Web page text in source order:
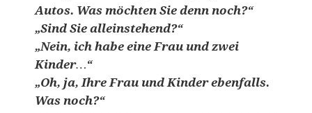
Autos. Was möchten Sie denn noch?“
„Sind Sie alleinstehend?“
„Nein, ich habe eine Frau und zwei
Kinder…“
„Oh, ja, Ihre Frau und Kinder ebenfalls.
Was noch?“